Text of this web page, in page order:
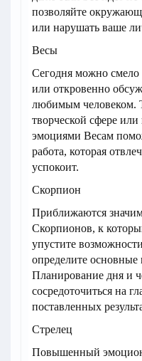
позволяйте
или нарушать ваше
Весы
Сегодня можно смело
или откровенно
любимым человеком.
творческой сфере или
эмоциями Весам
работа, которая
успокоит.
Скорпион
Приближаются
Скорпионов, к
упустите
определите основные
Планирование дня и
сосредоточиться на
поставленных
Стрелец
Повышенный